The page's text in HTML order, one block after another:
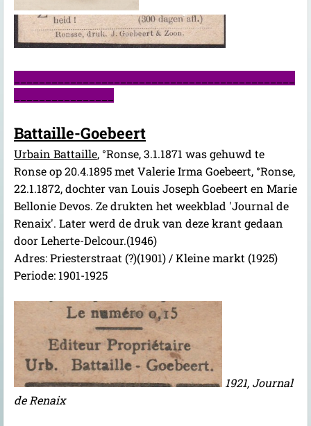
Battaille-Goebeert
Urbain Battaille, °Ronse, 3.1.1871 was gehuwd te
Ronse op 20.4.1895 met Valerie Irma Goebeert, °Ronse,
22.1.1872, dochter van Louis Joseph Goebeert en Marie
Bellonie Devos. Ze drukten het weekblad 'Journal de
Renaix'. Later werd de druk van deze krant gedaan
door Leherte-Delcour.(1946)
Adres: Priesterstraat (?)(1901) / Kleine markt (1925)
Periode: 1901-1925
1921, Journal
de Renaix